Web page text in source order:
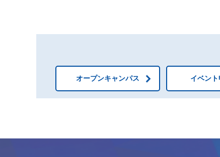
オープンキャンパス イベン